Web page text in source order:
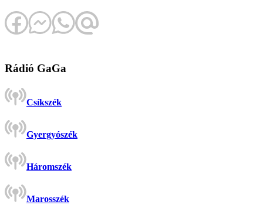
Rádió GaGa
Csíkszék
Gyergyószék
Háromszék
Marosszék